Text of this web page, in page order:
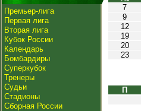
Премьер-лига
Первая лига
Вторая лига
Кубок России
Календарь
Бомбардиры
Суперкубок
Тренеры
Судьи
Стадионы
Сборная России
7
9
12
19
20
23
П